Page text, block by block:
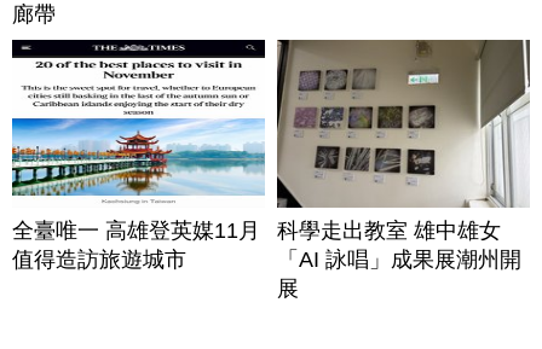
廊帶
全臺唯一 高雄登英媒11月
值得造訪旅遊城市
科學走出教室 雄中雄女
「AI 詠唱」成果展潮州開
展